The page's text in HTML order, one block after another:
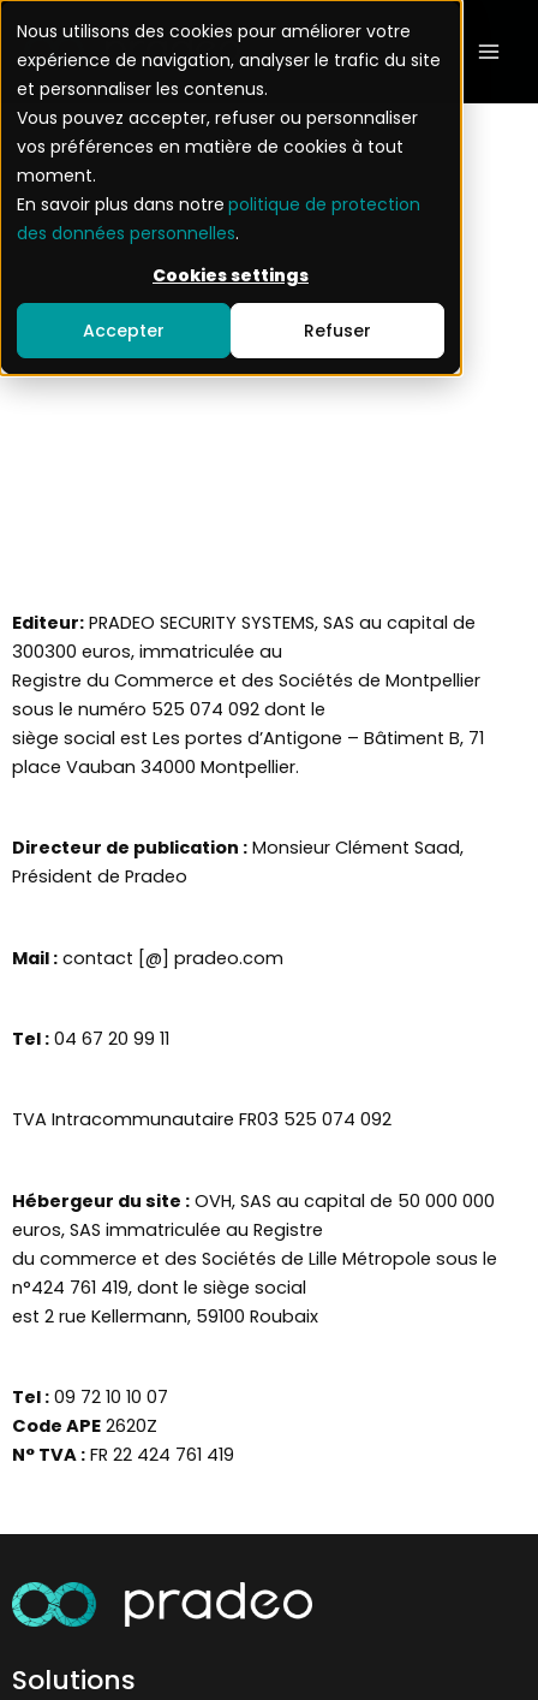
Nous utilisons des cookies pour améliorer votre
expérience de navigation, analyser le trafic du site
et personnaliser les contenus.
Vous pouvez accepter, refuser ou personnaliser
vos préférences en matière de cookies à tout
moment.
En savoir plus dans notre politique de protection
des données personnelles.
Cookies settings
Accepter Refuser
au
contenu
Mentions
légales
Editeur: PRADEO SECURITY SYSTEMS, SAS au capital de
300300 euros, immatriculée au
Registre du Commerce et des Sociétés de Montpellier
sous le numéro 525 074 092 dont le
siège social est Les portes d’Antigone – Bâtiment B, 71
place Vauban 34000 Montpellier.
Directeur de publication : Monsieur Clément Saad,
Président de Pradeo
Mail : contact [@] pradeo.com
Tel : 04 67 20 99 11
TVA Intracommunautaire FR03 525 074 092
Hébergeur du site : OVH, SAS au capital de 50 000 000
euros, SAS immatriculée au Registre
du commerce et des Sociétés de Lille Métropole sous le
n°424 761 419, dont le siège social
est 2 rue Kellermann, 59100 Roubaix
Tel : 09 72 10 10 07
Code APE 2620Z
N° TVA : FR 22 424 761 419
Solutions